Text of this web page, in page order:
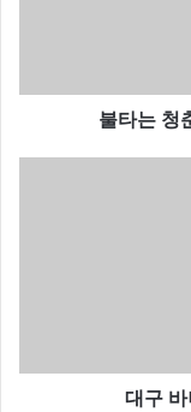
불타는 청
대구